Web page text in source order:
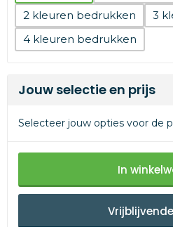
2
3
4
Jouw selectie en prijs
Selecteer jouw opties voor de
In